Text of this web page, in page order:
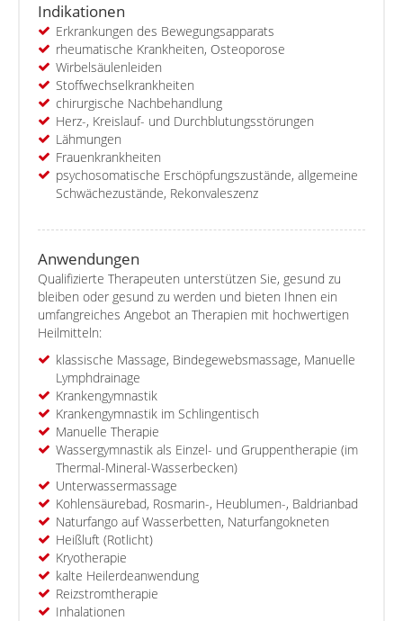
Indikationen
Erkrankungen des Bewegungsapparats
rheumatische Krankheiten, Osteoporose
Wirbelsäulenleiden
Stoffwechselkrankheiten
chirurgische Nachbehandlung
Herz-, Kreislauf- und Durchblutungsstörungen
Lähmungen
Frauenkrankheiten
psychosomatische Erschöpfungszustände, allgemeine
Schwächezustände, Rekonvaleszenz
Anwendungen
Qualifizierte Therapeuten unterstützen Sie, gesund zu
bleiben oder gesund zu werden und bieten Ihnen ein
umfangreiches Angebot an Therapien mit hochwertigen
Heilmitteln:
klassische Massage, Bindegewebsmassage, Manuelle
Lymphdrainage
Krankengymnastik
Krankengymnastik im Schlingentisch
Manuelle Therapie
Wassergymnastik als Einzel- und Gruppentherapie (im
Thermal-Mineral-Wasserbecken)
Unterwassermassage
Kohlensäurebad, Rosmarin-, Heublumen-, Baldrianbad
Naturfango auf Wasserbetten, Naturfangokneten
Heißluft (Rotlicht)
Kryotherapie
kalte Heilerdeanwendung
Reizstromtherapie
Inhalationen